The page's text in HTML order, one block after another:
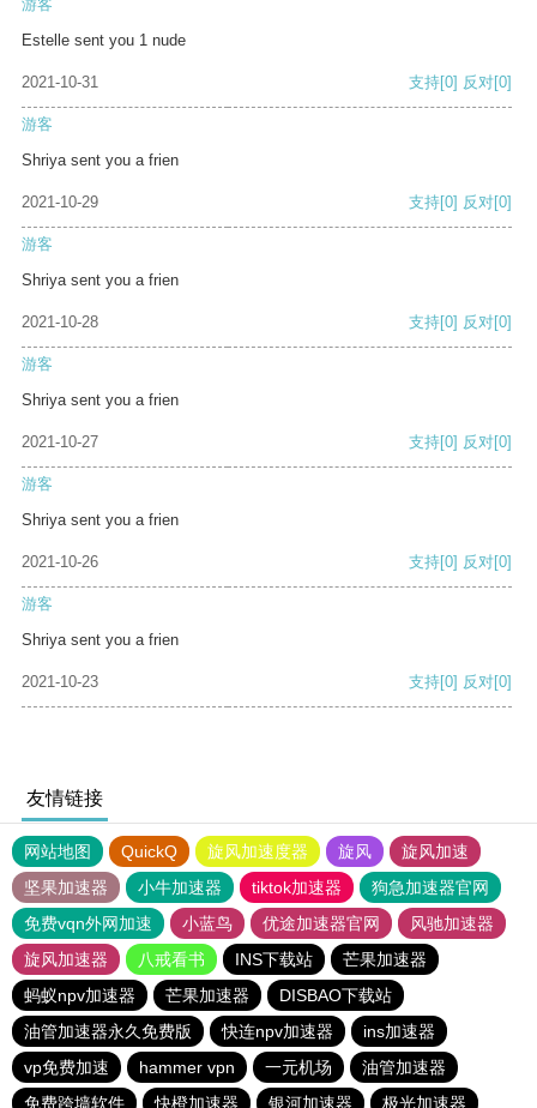
游客
Estelle sent you 1 nude
2021-10-31 支持[0] 反对[0]
游客
Shriya sent you a frien
2021-10-29 支持[0] 反对[0]
游客
Shriya sent you a frien
2021-10-28 支持[0] 反对[0]
游客
Shriya sent you a frien
2021-10-27 支持[0] 反对[0]
游客
Shriya sent you a frien
2021-10-26 支持[0] 反对[0]
游客
Shriya sent you a frien
2021-10-23 支持[0] 反对[0]
友情链接
网站地图 QuickQ 旋风加速度器 旋风
旋风加速
坚果加速器
小牛加速器 tiktok加速器
狗急加速器官网
免费vqn外网加速
小蓝鸟 优途加速器官网
风驰加速器
旋风加速器
八戒看书 INS下载站
芒果加速器
蚂蚁npv加速器
芒果加速器
DISBAO下载站
油管加速器永久免费版
快连npv加速器
ins加速器
vp免费加速
hammer vpn 一元机场
油管加速器
免费跨墙软件
快橙加速器 银河加速器 极光加速器